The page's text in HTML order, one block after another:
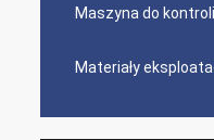
Maszyna do
Materiały